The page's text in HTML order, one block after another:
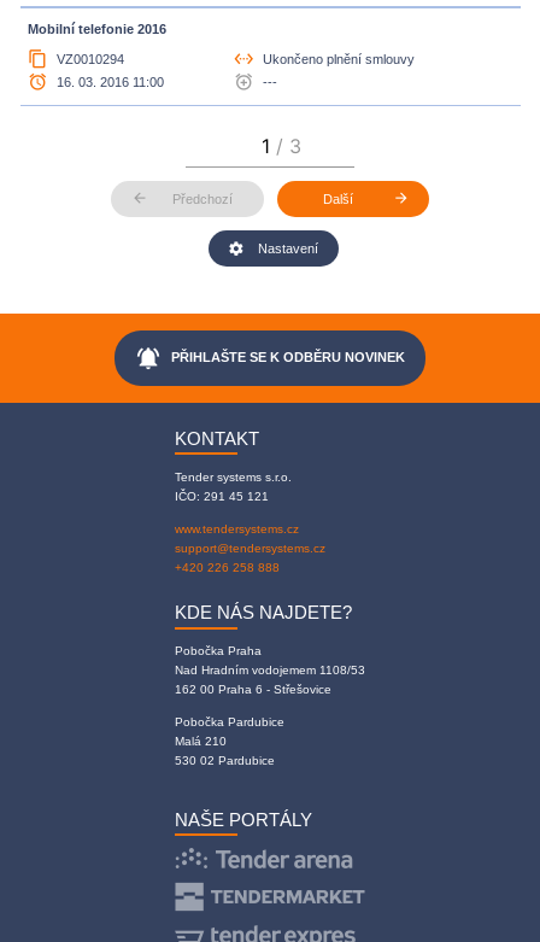
Mobilní telefonie 2016
content_copy VZ0010294 settings_ethernet Ukončeno plnění smlouvy
access_alarm 16. 03. 2016 11:00 alarm_add ---
arrow_back Předchozí Další arrow_forward
settings Nastavení
notifications_active PŘIHLAŠTE SE K ODBĚRU NOVINEK
KONTAKT
Tender systems s.r.o.
IČO: 291 45 121
www.tendersystems.cz
support@tendersystems.cz
+420 226 258 888
KDE NÁS NAJDETE?
Pobočka Praha
Nad Hradním vodojemem 1108/53
162 00 Praha 6 - Střešovice
Pobočka Pardubice
Malá 210
530 02 Pardubice
NAŠE PORTÁLY